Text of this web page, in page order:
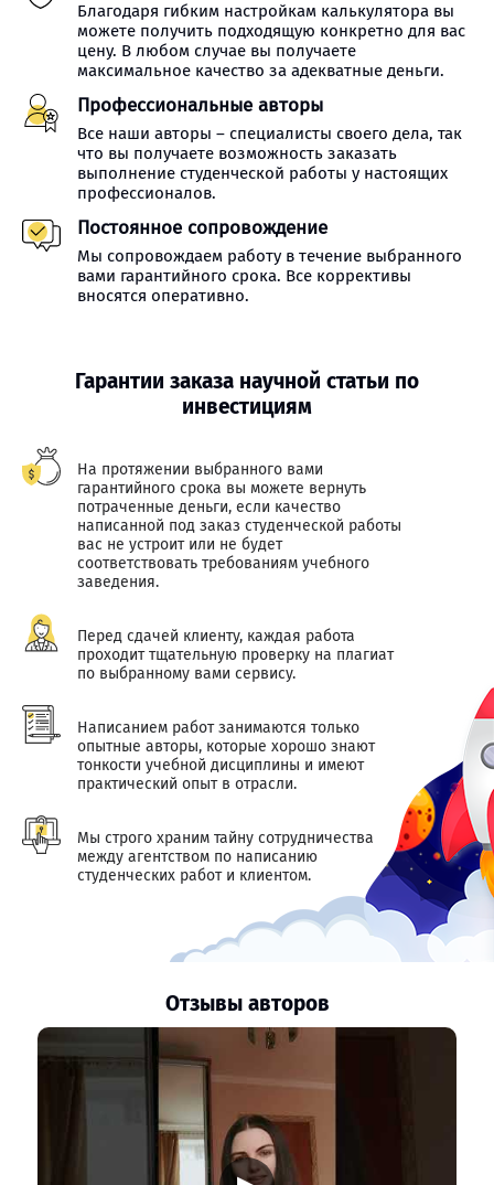
Благодаря гибким настройкам калькулятора вы
можете получить подходящую конкретно для вас
цену. В любом случае вы получаете
максимальное качество за адекватные деньги.
Профессиональные авторы
Все наши авторы – специалисты своего дела, так
что вы получаете возможность заказать
выполнение студенческой работы у настоящих
профессионалов.
Постоянное сопровождение
Мы сопровождаем работу в течение выбранного
вами гарантийного срока. Все коррективы
вносятся оперативно.
Гарантии заказа научной статьи по
инвестициям
На протяжении выбранного вами
гарантийного срока вы можете вернуть
потраченные деньги, если качество
написанной под заказ студенческой работы
вас не устроит или не будет
соответствовать требованиям учебного
заведения.
Перед сдачей клиенту, каждая работа
проходит тщательную проверку на плагиат
по выбранному вами сервису.
Написанием работ занимаются только
опытные авторы, которые хорошо знают
тонкости учебной дисциплины и имеют
практический опыт в отрасли.
Мы строго храним тайну сотрудничества
между агентством по написанию
студенческих работ и клиентом.
Отзывы авторов